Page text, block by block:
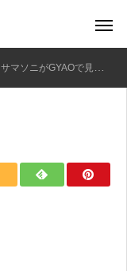
サマソニがGYAOで見れる